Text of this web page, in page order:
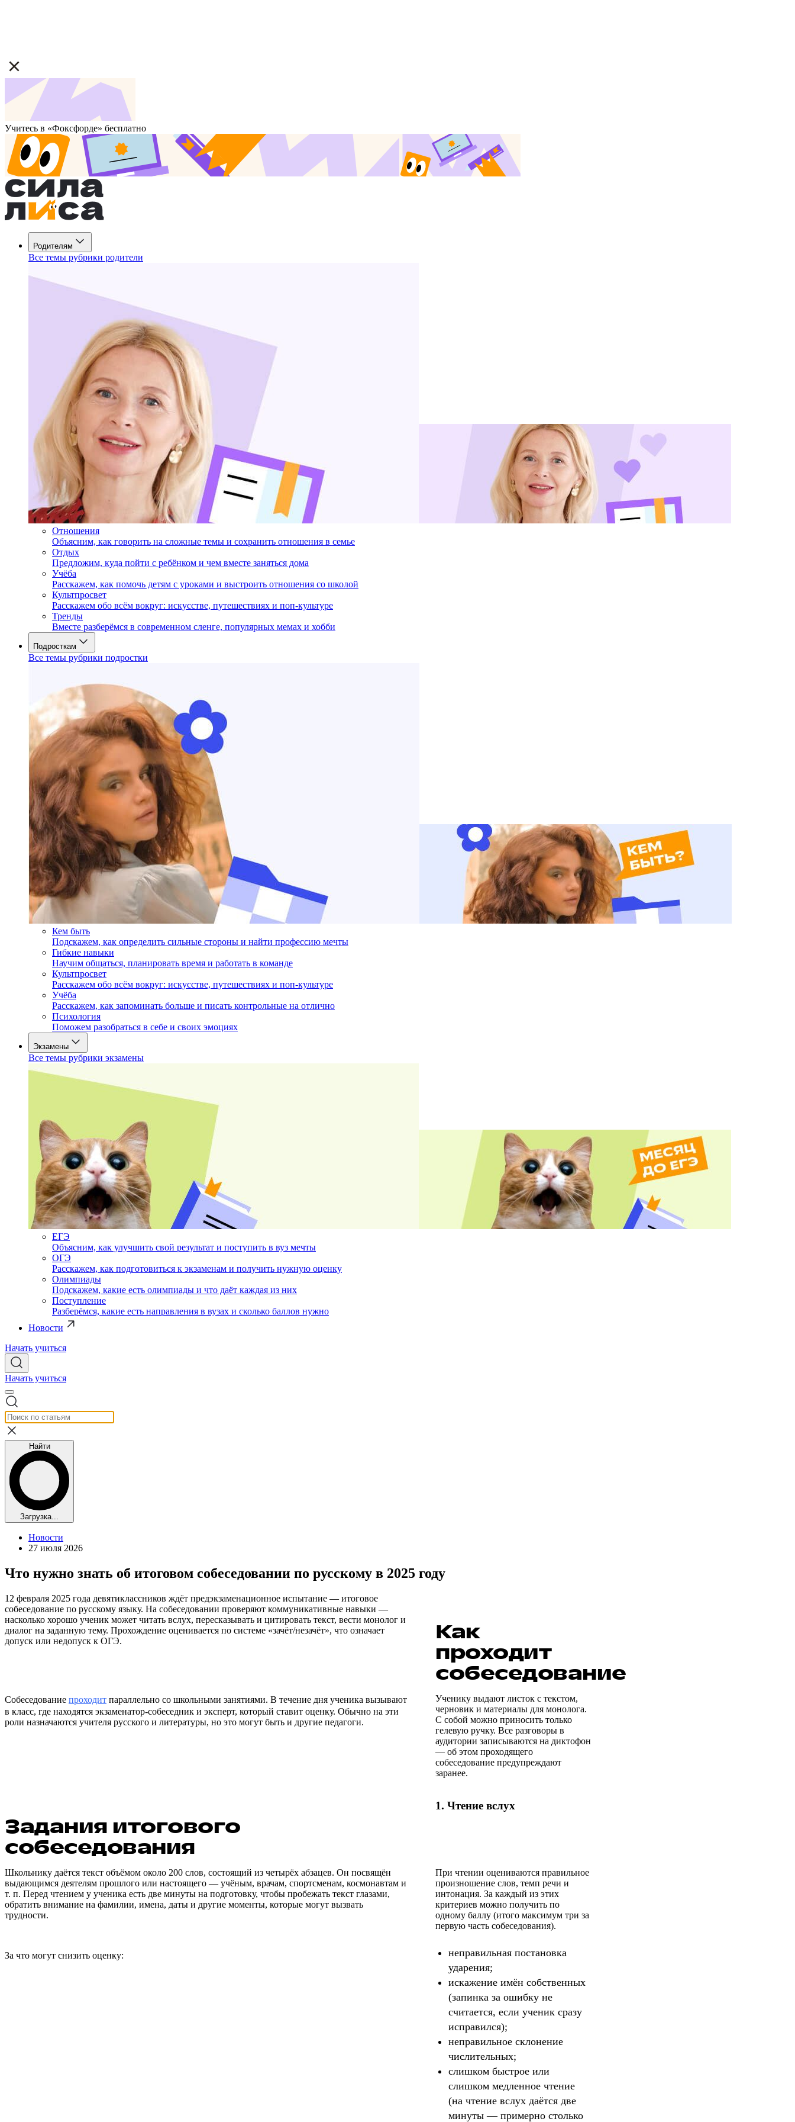
Учитесь в «Фоксфорде» бесплатно
Родителям
Все темы рубрики родители
Отношения
Объясним, как говорить на сложные темы и сохранить отношения в семье
Отдых
Предложим, куда пойти с ребёнком и чем вместе заняться дома
Учёба
Расскажем, как помочь детям с уроками и выстроить отношения со школой
Культпросвет
Расскажем обо всём вокруг: искусстве, путешествиях и поп-культуре
Тренды
Вместе разберёмся в современном сленге, популярных мемах и хобби
Подросткам
Все темы рубрики подростки
Кем быть
Подскажем, как определить сильные стороны и найти профессию мечты
Гибкие навыки
Научим общаться, планировать время и работать в команде
Культпросвет
Расскажем обо всём вокруг: искусстве, путешествиях и поп-культуре
Учёба
Расскажем, как запоминать больше и писать контрольные на отлично
Психология
Поможем разобраться в себе и своих эмоциях
Экзамены
Все темы рубрики экзамены
ЕГЭ
Объясним, как улучшить свой результат и поступить в вуз мечты
ОГЭ
Расскажем, как подготовиться к экзаменам и получить нужную оценку
Олимпиады
Подскажем, какие есть олимпиады и что даёт каждая из них
Поступление
Разберёмся, какие есть направления в вузах и сколько баллов нужно
Новости
Начать учиться
Начать учиться
Найти
Загрузка...
Новости
27 июля 2026
Что нужно знать об итоговом собеседовании по русскому в 2025 году
12 февраля 2025 года девятиклассников ждёт предэкзаменационное испытание — итоговое
собеседование по русскому языку. На собеседовании проверяют коммуникативные навыки —
насколько хорошо ученик может читать вслух, пересказывать и цитировать текст, вести монолог и
диалог на заданную тему. Прохождение оценивается по системе «зачёт/незачёт», что означает
допуск или недопуск к ОГЭ.
Как
проходит
собеседование
Собеседование проходит параллельно со школьными занятиями. В течение дня ученика вызывают
в класс, где находятся экзаменатор-собеседник и эксперт, который ставит оценку. Обычно на эти
роли назначаются учителя русского и литературы, но это могут быть и другие педагоги.
Ученику выдают листок с текстом,
черновик и материалы для монолога.
С собой можно приносить только
гелевую ручку. Все разговоры в
аудитории записываются на диктофон
— об этом проходящего
собеседование предупреждают
заранее.
Задания итогового
собеседования
1. Чтение вслух
Школьнику даётся текст объёмом около 200 слов, состоящий из четырёх абзацев. Он посвящён
выдающимся деятелям прошлого или настоящего — учёным, врачам, спортсменам, космонавтам и
т. п. Перед чтением у ученика есть две минуты на подготовку, чтобы пробежать текст глазами,
обратить внимание на фамилии, имена, даты и другие моменты, которые могут вызвать
трудности.
При чтении оцениваются правильное
произношение слов, темп речи и
интонация. За каждый из этих
критериев можно получить по
одному баллу (итого максимум три за
первую часть собеседования).
За что могут снизить оценку:
неправильная постановка
ударения;
искажение имён собственных
(запинка за ошибку не
считается, если ученик сразу
исправился);
неправильное склонение
числительных;
слишком быстрое или
слишком медленное чтение
(на чтение вслух даётся две
минуты — примерно столько